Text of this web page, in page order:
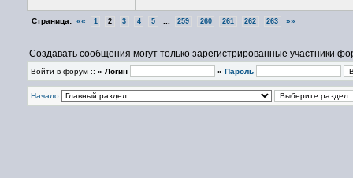
Страница: «« 1 2 3 4 5 259 260 261 262 263 »»
Создавать сообщения могут только зарегистрированные участники
Войти в форум :: » Логин » Пароль
Начало